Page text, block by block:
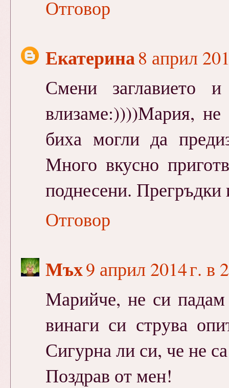
Отговор
Екатерина8 април
Смени заглавието
влизаме:))))Мария,
биха могли да
Много вкусно
поднесени. Прегръдки
Отговор
Мъх9 април 2014 г. в
Марийче, не си падам
винаги си струва
Сигурна ли си, че не
Поздрав от мен!